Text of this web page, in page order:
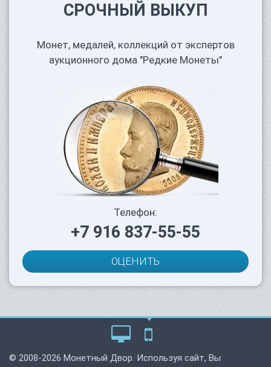
СРОЧНЫЙ ВЫКУП
Монет, медалей, коллекций от экспертов
аукционного дома "Редкие Монеты"
Телефон:
+7 916 837-55-55
ОЦЕНИТЬ
© 2008-2026 Монетный Двор. Используя сайт, Вы